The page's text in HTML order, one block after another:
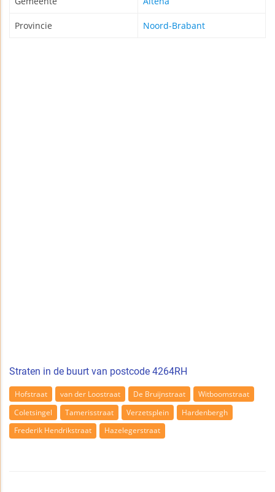
Provincie Noord-Brabant
Straten in de buurt van postcode 4264RH
Hofstraat van der Loostraat De Bruijnstraat
Witboomstraat
Coletsingel
Tamerisstraat Verzetsplein
Hardenbergh
Frederik Hendrikstraat
Hazelegerstraat